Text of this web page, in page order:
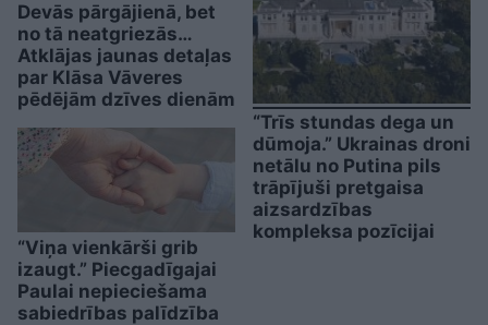
Devās pārgājienā, bet
no tā neatgriezās…
Atklājas jaunas detaļas
par Klāsa Vāveres
pēdējām dzīves dienām
“Viņa vienkārši grib
izaugt.” Piecgadīgajai
Paulai nepieciešama
sabiedrības palīdzība
“Trīs stundas dega un
dūmoja.” Ukrainas droni
netālu no Putina pils
trāpījuši pretgaisa
aizsardzības
kompleksa pozīcijai